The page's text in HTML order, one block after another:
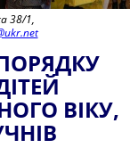
38/1,
ВІКУ,